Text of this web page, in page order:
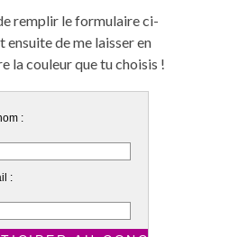
remplir le formulaire ci-
ensuite de me laisser en
la couleur que tu choisis !
:
: